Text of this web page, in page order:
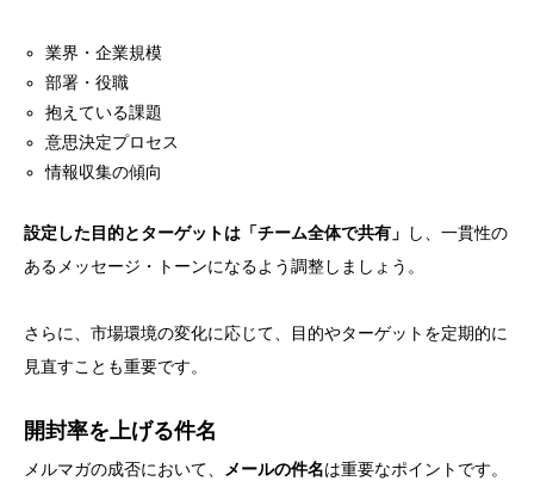
業界・企業規模
部署・役職
抱えている課題
意思決定プロセス
情報収集の傾向
設定した目的とターゲットは「チーム全体で共有」
し、一貫性の
あるメッセージ・トーンになるよう調整しましょう。
さらに、市場環境の変化に応じて、目的やターゲットを定期的に
見直すことも重要です。
開封率を上げる件名
メルマガの成否において、 メールの件名は重要なポイントです。